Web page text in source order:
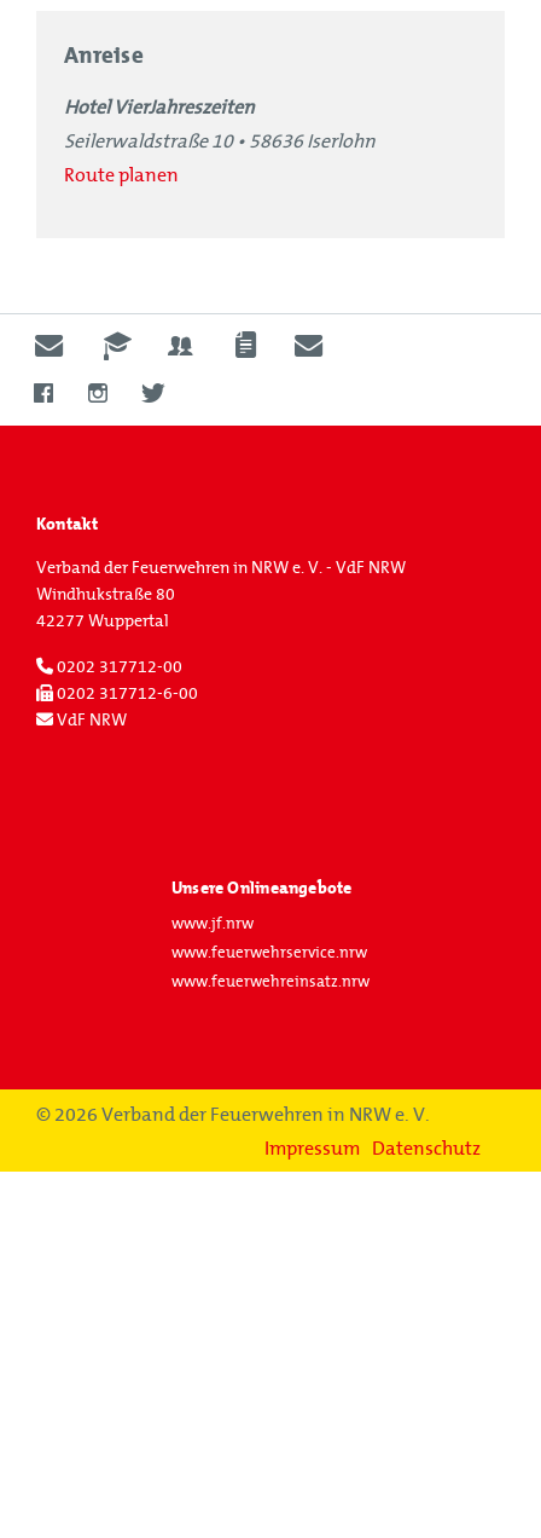
Anreise
Hotel VierJahreszeiten
Seilerwaldstraße 10 • 58636 Iserlohn
Route planen
Kontakt
Verband der Feuerwehren in NRW e. V. - VdF NRW
Windhukstraße 80
42277 Wuppertal
0202 317712-00
0202 317712-6-00
VdF NRW
Unsere Onlineangebote
www.jf.nrw
www.feuerwehrservice.nrw
www.feuerwehreinsatz.nrw
© 2026 Verband der Feuerwehren in NRW e. V.
Impressum
Datenschutz